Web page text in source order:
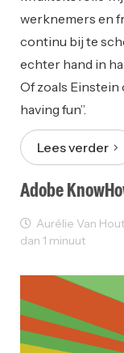
werknemers en
continu bij te
echter hand in
Of zoals Einstein
having fun”.
Lees verder
Adobe
Aurélie Van
dan 1 minuut